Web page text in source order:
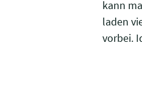
kann
laden
vorbei.